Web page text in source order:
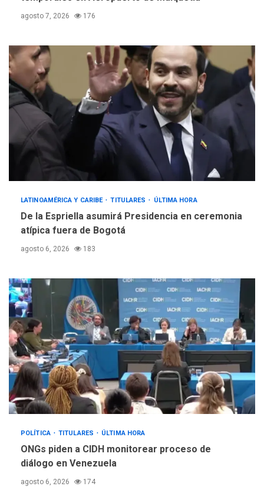
agosto 7, 2026 176
LATINOAMÉRICA Y CARIBE TITULARES ÚLTIMA HORA
De la Espriella asumirá Presidencia en ceremonia
atípica fuera de Bogotá
agosto 6, 2026 183
POLÍTICA TITULARES ÚLTIMA HORA
ONGs piden a CIDH monitorear proceso de
diálogo en Venezuela
agosto 6, 2026 174